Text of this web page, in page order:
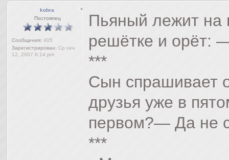
kobra
Постоялец
Сообщения: 405
Зарегистрирован: Ср сен
12, 2007 6:14 pm
Пьяный лежит на
решётке и орёт:
***
Сын спрашивает
друзья уже в
первом?— Да не
***